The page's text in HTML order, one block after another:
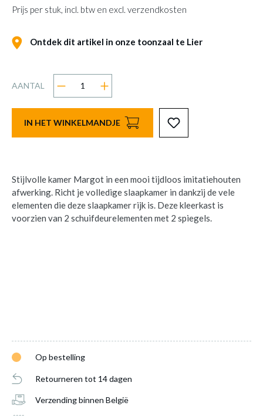
Prijs per stuk, incl. btw en excl. verzendkosten
Ontdek dit artikel in onze toonzaal te Lier
AANTAL
IN HET WINKELMANDJE
Stijlvolle kamer Margot in een mooi tijdloos imitatiehouten
afwerking. Richt je volledige slaapkamer in dankzij de vele
elementen die deze slaapkamer rijk is. Deze kleerkast is
voorzien van 2 schuifdeurelementen met 2 spiegels.
Op bestelling
Retourneren tot 14 dagen
Verzending binnen België